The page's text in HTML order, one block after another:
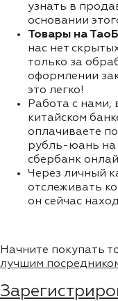
узнать в
основании
Товары на
нас нет
только за
оформлении
это легко!
Работа с нами,
китайском
оплачиваете
рубль-юань на
сбербанк
Через личный
отслеживать
он сейчас
Начните покупать
лучшим